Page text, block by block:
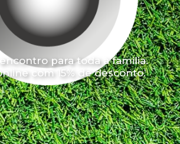
para toda a familia.
com 15% de desconto.